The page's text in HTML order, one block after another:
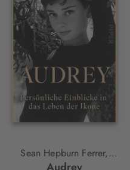
Sean Hepburn Ferrer,
Wendy Holden